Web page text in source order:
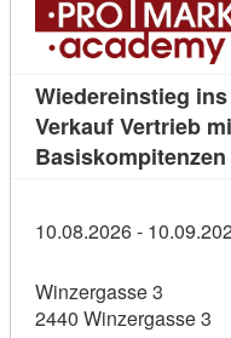
Wiedereinstieg
Verkauf Vertrieb
Basiskompitenzen
10.08.2026 -
Winzergasse 3
2440 Winzergasse 3